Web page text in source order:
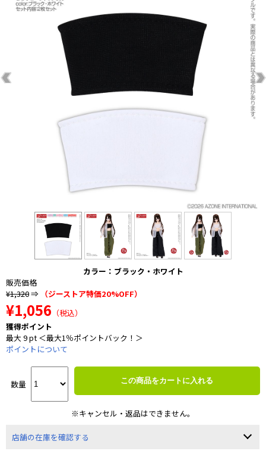
カラー：ブラック・ホワイト
販売価格
¥1,320⇒ （ジーストア特価20%OFF）
¥1,056 （税込）
獲得ポイント
最大 9 pt ＜最大1％ポイントバック！＞
ポイントについて
数量 この商品をカートに入れる
※キャンセル・返品はできません。
店舗の在庫を確認する